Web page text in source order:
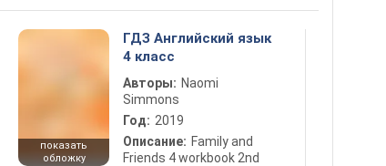
показать
обложку
ГДЗ Английский язык
4 класс
Авторы: Naomi
Simmons
Год: 2019
Описание: Family and
Friends 4 workbook 2nd